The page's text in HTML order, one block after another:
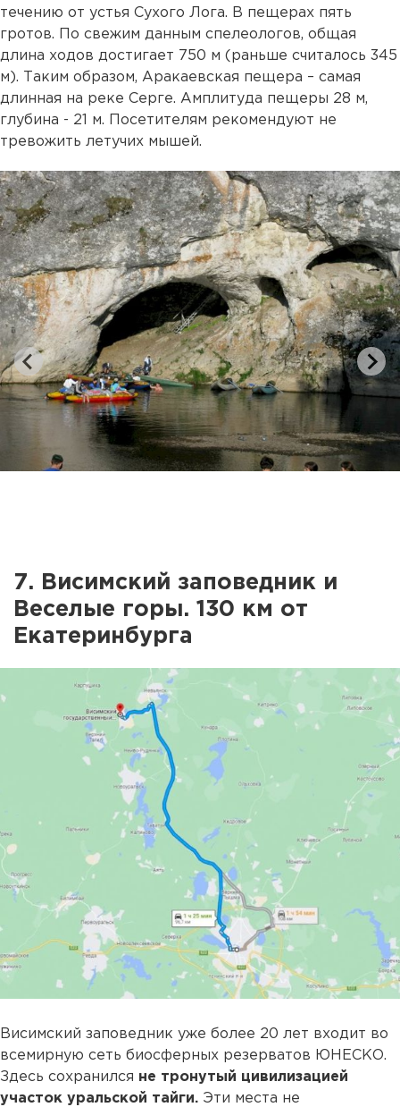
течению от устья Сухого Лога. В пещерах пять
гротов. По свежим данным спелеологов, общая
длина ходов достигает 750 м (раньше считалось 345
м). Таким образом, Аракаевская пещера – самая
длинная на реке Серге. Амплитуда пещеры 28 м,
глубина - 21 м. Посетителям рекомендуют не
тревожить летучих мышей.
7. Висимский заповедник и
Веселые горы. 130 км от
Екатеринбурга
Висимский заповедник уже более 20 лет входит во
всемирную сеть биосферных резерватов ЮНЕСКО.
Здесь сохранился не тронутый цивилизацией
участок уральской тайги. Эти места не